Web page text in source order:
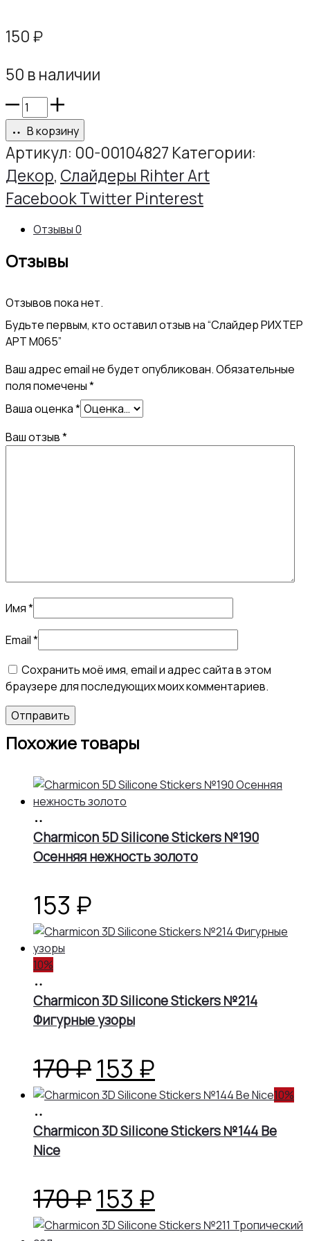
150₽
50 в наличии
Количество
товара
Слайдер
РИХТЕР
АРТ
В корзину
Артикул: 00-00104827 Категории:
Декор, Слайдеры Rihter Art
Share
FacebookTwitter Pinterest
Отзывы0
Отзывы
Отзывов пока нет.
Будьте первым, кто оставил отзыв на “Слайдер РИХТЕР
АРТ М065”
Ваш адрес email не будет опубликован.Обязательные
поля помечены*
Ваша оценка*
Ваш отзыв*
Имя*
Email*
Сохранить моё имя, email и адрес сайта в этом
браузере для последующих моих комментариев.
Похожие товары
корзину
Charmicon 5D Silicone Stickers №190
Осенняя нежность золото
153 ₽
10%
корзину
Charmicon 3D Silicone Stickers №214
Фигурные узоры
170₽Первоначальная
цена
составляла
153 ₽
цена:
153 ₽.
10%
корзину
Charmicon 3D Silicone Stickers №144 Be
Nice
170₽Первоначальная
цена
153 ₽
цена: